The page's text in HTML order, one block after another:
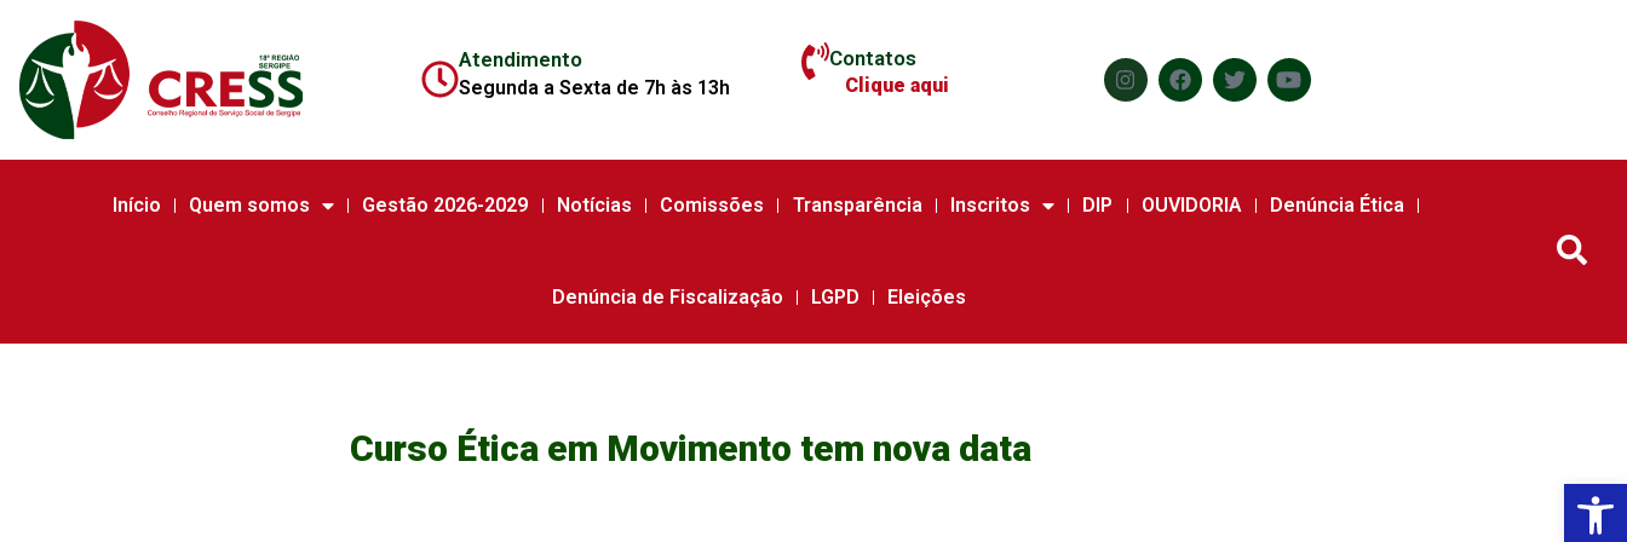
Atendimento
Segunda a Sexta de 7h às 13h
Contatos
Clique aqui
Início Quem somos Gestão 2026-2029 Notícias Comissões Transparência Inscritos DIP OUVIDORIA Denúncia Ética
Denúncia de Fiscalização LGPD Eleições
Curso Ética em Movimento tem nova data